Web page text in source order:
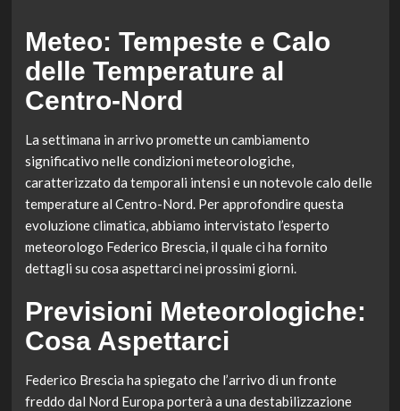
Meteo: Tempeste e Calo
delle Temperature al
Centro-Nord
La settimana in arrivo promette un cambiamento
significativo nelle condizioni meteorologiche,
caratterizzato da temporali intensi e un notevole calo delle
temperature al Centro-Nord. Per approfondire questa
evoluzione climatica, abbiamo intervistato l’esperto
meteorologo Federico Brescia, il quale ci ha fornito
dettagli su cosa aspettarci nei prossimi giorni.
Previsioni Meteorologiche:
Cosa Aspettarci
Federico Brescia ha spiegato che l’arrivo di un fronte
freddo dal Nord Europa porterà a una destabilizzazione